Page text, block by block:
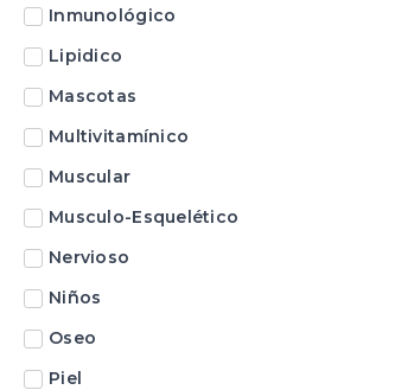
Inmunológico
Lipidico
Mascotas
Multivitamínico
Muscular
Musculo-Esquelético
Nervioso
Niños
Oseo
Piel